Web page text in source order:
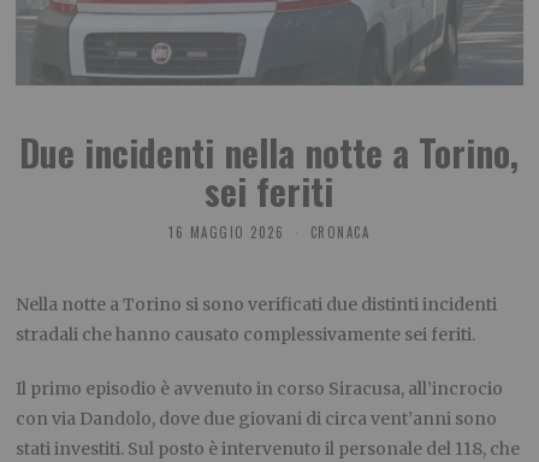
Due incidenti nella notte a Torino,
sei feriti
16 MAGGIO 2026 CRONACA
Nella notte a Torino si sono verificati due distinti incidenti
stradali che hanno causato complessivamente sei feriti.
Il primo episodio è avvenuto in corso Siracusa, all’incrocio
con via Dandolo, dove due giovani di circa vent’anni sono
stati investiti. Sul posto è intervenuto il personale del 118, che